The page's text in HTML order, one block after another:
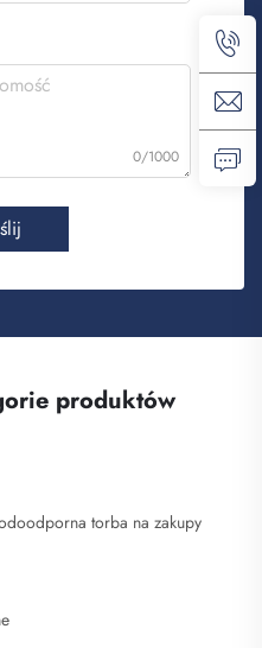
0/1000
produktów
torba na zakupy